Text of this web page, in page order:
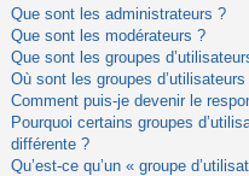
Que sont les administrateurs ?
Que sont les modérateurs ?
Que sont les groupes
Où sont les groupes
Comment puis-je devenir le
Pourquoi certains groupes
différente ?
Qu’est-ce qu’un « groupe